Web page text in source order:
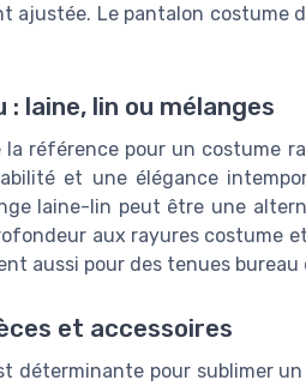
ajustée. Le pantalon costume
laine, lin ou mélanges
référence pour un costume
et une élégance
laine-lin peut être une
aux rayures costume
aussi pour des tenues
et accessoires
déterminante pour sublimer